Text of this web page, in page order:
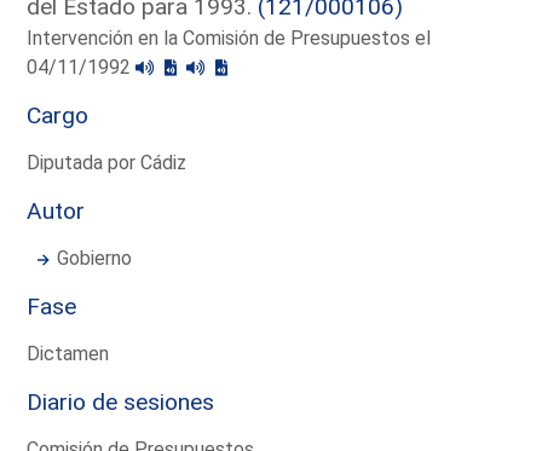
del Estado para 1993. (121/000106)
Intervención en la Comisión de Presupuestos el
04/11/1992
Cargo
Diputada por Cádiz
Autor
Gobierno
Fase
Dictamen
Diario de sesiones